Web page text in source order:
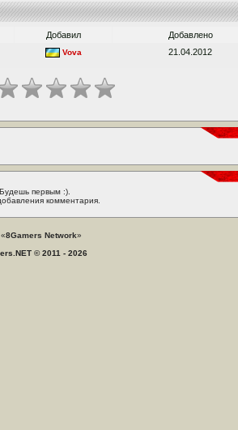
Добавил
Добавлено
Vova 21.04.2012
первым :).
комментария.
8Gamers Network»
© 2011 - 2026